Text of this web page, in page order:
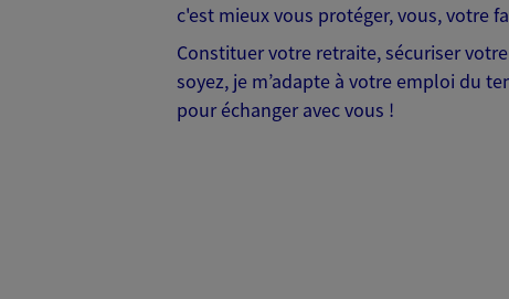
c'est mieux vous protéger, vous, votre
Constituer votre retraite, sécuriser
soyez, je m’adapte à votre emploi du
pour échanger avec vous !